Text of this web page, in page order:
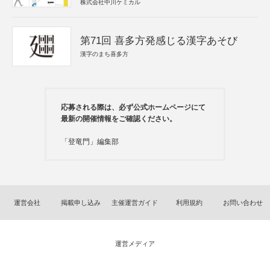
株式会社中川ケミカル
第71回 喜多方発感じる漢字あそび
漢字のまち喜多方
応募される際は、必ず公式ホームページにて
最新の開催情報をご確認ください。
「登竜門」編集部
運営会社 掲載申し込み 主催運営ガイド 利用規約 お問い合わせ
運営メディア